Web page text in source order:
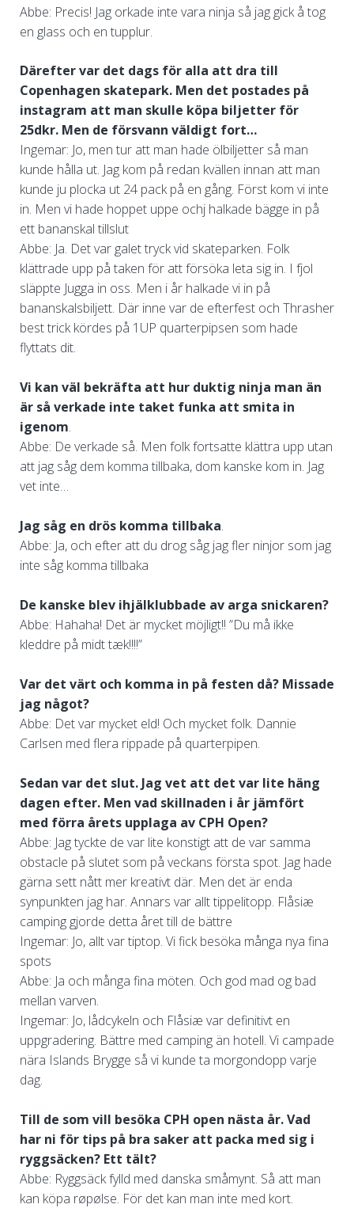
Abbe: Precis! Jag orkade inte vara ninja så jag gick å tog
en glass och en tupplur.
Därefter var det dags för alla att dra till
Copenhagen skatepark. Men det postades på
instagram att man skulle köpa biljetter för
25dkr. Men de försvann väldigt fort…
Ingemar: Jo, men tur att man hade ölbiljetter så man
kunde hålla ut. Jag kom på redan kvällen innan att man
kunde ju plocka ut 24 pack på en gång. Först kom vi inte
in. Men vi hade hoppet uppe ochj halkade bägge in på
ett bananskal tillslut
Abbe: Ja. Det var galet tryck vid skateparken. Folk
klättrade upp på taken för att försöka leta sig in. I fjol
släppte Jugga in oss. Men i år halkade vi in på
bananskalsbiljett. Där inne var de efterfest och Thrasher
best trick kördes på 1UP quarterpipsen som hade
flyttats dit.
Vi kan väl bekräfta att hur duktig ninja man än
är så verkade inte taket funka att smita in
igenom.
Abbe: De verkade så. Men folk fortsatte klättra upp utan
att jag såg dem komma tillbaka, dom kanske kom in. Jag
vet inte…
Jag såg en drös komma tillbaka.
Abbe: Ja, och efter att du drog såg jag fler ninjor som jag
inte såg komma tillbaka
De kanske blev ihjälklubbade av arga snickaren?
Abbe: Hahaha! Det är mycket möjligt!! ”Du må ikke
kleddre på midt tæk!!!!”
Var det värt och komma in på festen då? Missade
jag något?
Abbe: Det var mycket eld! Och mycket folk. Dannie
Carlsen med flera rippade på quarterpipen.
Sedan var det slut. Jag vet att det var lite häng
dagen efter. Men vad skillnaden i år jämfört
med förra årets upplaga av CPH Open?
Abbe: Jag tyckte de var lite konstigt att de var samma
obstacle på slutet som på veckans första spot. Jag hade
gärna sett nått mer kreativt där. Men det är enda
synpunkten jag har. Annars var allt tippelitopp. Flåsiæ
camping gjorde detta året till de bättre
Ingemar: Jo, allt var tiptop. Vi fick besöka många nya fina
spots
Abbe: Ja och många fina möten. Och god mad og bad
mellan varven.
Ingemar: Jo, lådcykeln och Flåsiæ var definitivt en
uppgradering. Bättre med camping än hotell. Vi campade
nära Islands Brygge så vi kunde ta morgondopp varje
dag.
Till de som vill besöka CPH open nästa år. Vad
har ni för tips på bra saker att packa med sig i
ryggsäcken? Ett tält?
Abbe: Ryggsäck fylld med danska småmynt. Så att man
kan köpa røpølse. För det kan man inte med kort.